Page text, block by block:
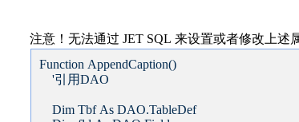
注意！无法通过 JET SQL 来设置或者修改上述
Function AppendCaption()
'引用DAO
Dim Tbf As DAO.TableDef